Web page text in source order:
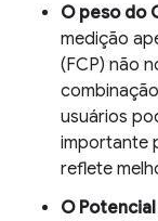
O peso do
medição
(FCP) não
usuários
importante
reflete
O